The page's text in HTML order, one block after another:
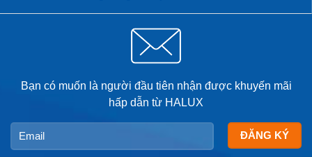
Bạn có muốn là người đầu tiên nhận được khuyến mãi
hấp dẫn từ HALUX